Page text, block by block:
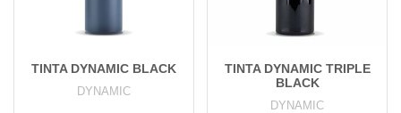
TINTA DYNAMIC BLACK
DYNAMIC
TINTA DYNAMIC TRIPLE
BLACK
DYNAMIC